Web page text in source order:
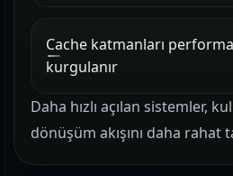
Cache katmanları
kurgulanır
Daha hızlı açılan sistemler,
dönüşüm akışını daha rahat